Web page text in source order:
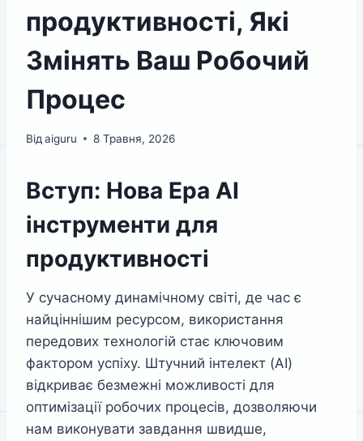
продуктивності, Які
Змінять Ваш Робочий
Процес
Від aiguru 8 Травня, 2026
Вступ: Нова Ера AI
інструменти для
продуктивності
У сучасному динамічному світі, де час є
найціннішим ресурсом, використання
передових технологій стає ключовим
фактором успіху. Штучний інтелект (AI)
відкриває безмежні можливості для
оптимізації робочих процесів, дозволяючи
нам виконувати завдання швидше,